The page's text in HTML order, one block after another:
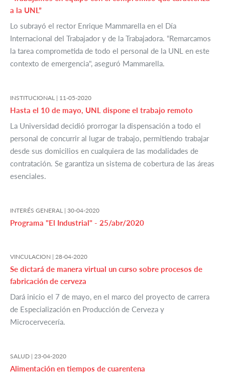
a la UNL”
Lo subrayó el rector Enrique Mammarella en el Día
Internacional del Trabajador y de la Trabajadora. “Remarcamos
la tarea comprometida de todo el personal de la UNL en este
contexto de emergencia", aseguró Mammarella.
INSTITUCIONAL | 11-05-2020
Hasta el 10 de mayo, UNL dispone el trabajo remoto
La Universidad decidió prorrogar la dispensación a todo el
personal de concurrir al lugar de trabajo, permitiendo trabajar
desde sus domicilios en cualquiera de las modalidades de
contratación. Se garantiza un sistema de cobertura de las áreas
esenciales.
INTERÉS GENERAL | 30-04-2020
Programa "El Industrial" - 25/abr/2020
VINCULACION | 28-04-2020
Se dictará de manera virtual un curso sobre procesos de
fabricación de cerveza
Dará inicio el 7 de mayo, en el marco del proyecto de carrera
de Especialización en Producción de Cerveza y
Microcervecería.
SALUD | 23-04-2020
Alimentación en tiempos de cuarentena